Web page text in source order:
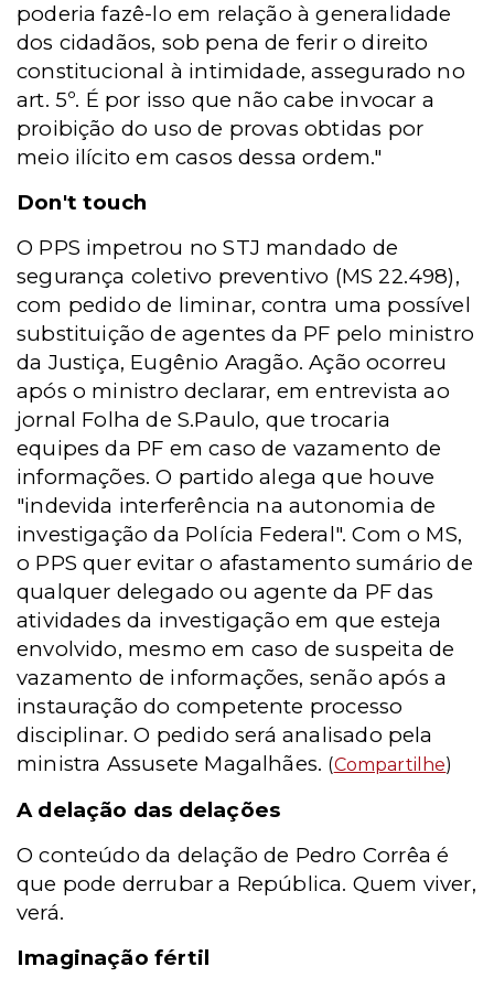
poderia fazê-lo em relação à generalidade
dos cidadãos, sob pena de ferir o direito
constitucional à intimidade, assegurado no
art. 5º. É por isso que não cabe invocar a
proibição do uso de provas obtidas por
meio ilícito em casos dessa ordem."
Don't touch
O PPS impetrou no STJ mandado de
segurança coletivo preventivo (MS 22.498),
com pedido de liminar, contra uma possível
substituição de agentes da PF pelo ministro
da Justiça, Eugênio Aragão. Ação ocorreu
após o ministro declarar, em entrevista ao
jornal Folha de S.Paulo, que trocaria
equipes da PF em caso de vazamento de
informações. O partido alega que houve
"indevida interferência na autonomia de
investigação da Polícia Federal". Com o MS,
o PPS quer evitar o afastamento sumário de
qualquer delegado ou agente da PF das
atividades da investigação em que esteja
envolvido, mesmo em caso de suspeita de
vazamento de informações, senão após a
instauração do competente processo
disciplinar. O pedido será analisado pela
ministra Assusete Magalhães. (Compartilhe)
A delação das delações
O conteúdo da delação de Pedro Corrêa é
que pode derrubar a República. Quem viver,
verá.
Imaginação fértil